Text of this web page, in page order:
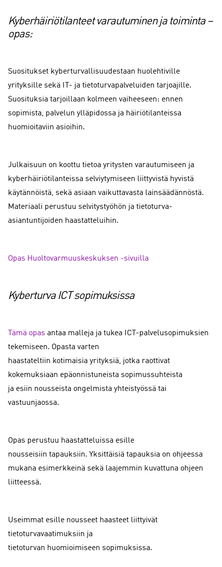
Kyberhäiriötilanteet varautuminen ja toiminta –
opas:
Suositukset kyberturvallisuudestaan huolehtiville
yrityksille sekä IT- ja tietoturvapalveluiden tarjoajille.
Suosituksia tarjoillaan kolmeen vaiheeseen: ennen
sopimista, palvelun ylläpidossa ja häiriötilanteissa
huomioitaviin asioihin.
Julkaisuun on koottu tietoa yritysten varautumiseen ja
kyberhäiriötilanteissa selviytymiseen liittyvistä hyvistä
käytännöistä, sekä asiaan vaikuttavasta lainsäädännöstä.
Materiaali perustuu selvitystyöhön ja tietoturva-
asiantuntijoiden haastatteluihin.
Opas Huoltovarmuuskeskuksen -sivuilla
Kyberturva ICT sopimuksissa
Tämä opas antaa malleja ja tukea ICT-palvelusopimuksien
tekemiseen. Opasta varten
haastateltiin kotimaisia yrityksiä, jotka raottivat
kokemuksiaan epäonnistuneista sopimussuhteista
ja esiin nousseista ongelmista yhteistyössä tai
vastuunjaossa.
Opas perustuu haastatteluissa esille
nousseisiin tapauksiin. Yksittäisiä tapauksia on ohjeessa
mukana esimerkkeinä sekä laajemmin kuvattuna ohjeen
liitteessä.
Useimmat esille nousseet haasteet liittyivät
tietoturvavaatimuksiin ja
tietoturvan huomioimiseen sopimuksissa.